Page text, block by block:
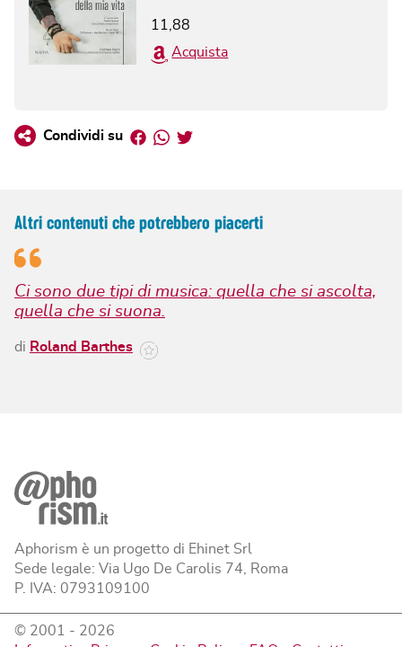
11,88
Acquista
Condividi su Facebook
Whatsapp
Twitter
Altri contenuti che potrebbero piacerti
Ci sono due tipi di musica: quella che si ascolta,
quella che si suona.
di Roland Barthes
Aphorism è un progetto di Ehinet Srl
Sede legale: Via Ugo De Carolis 74, Roma
P. IVA: 0793109100
© 2001 - 2026